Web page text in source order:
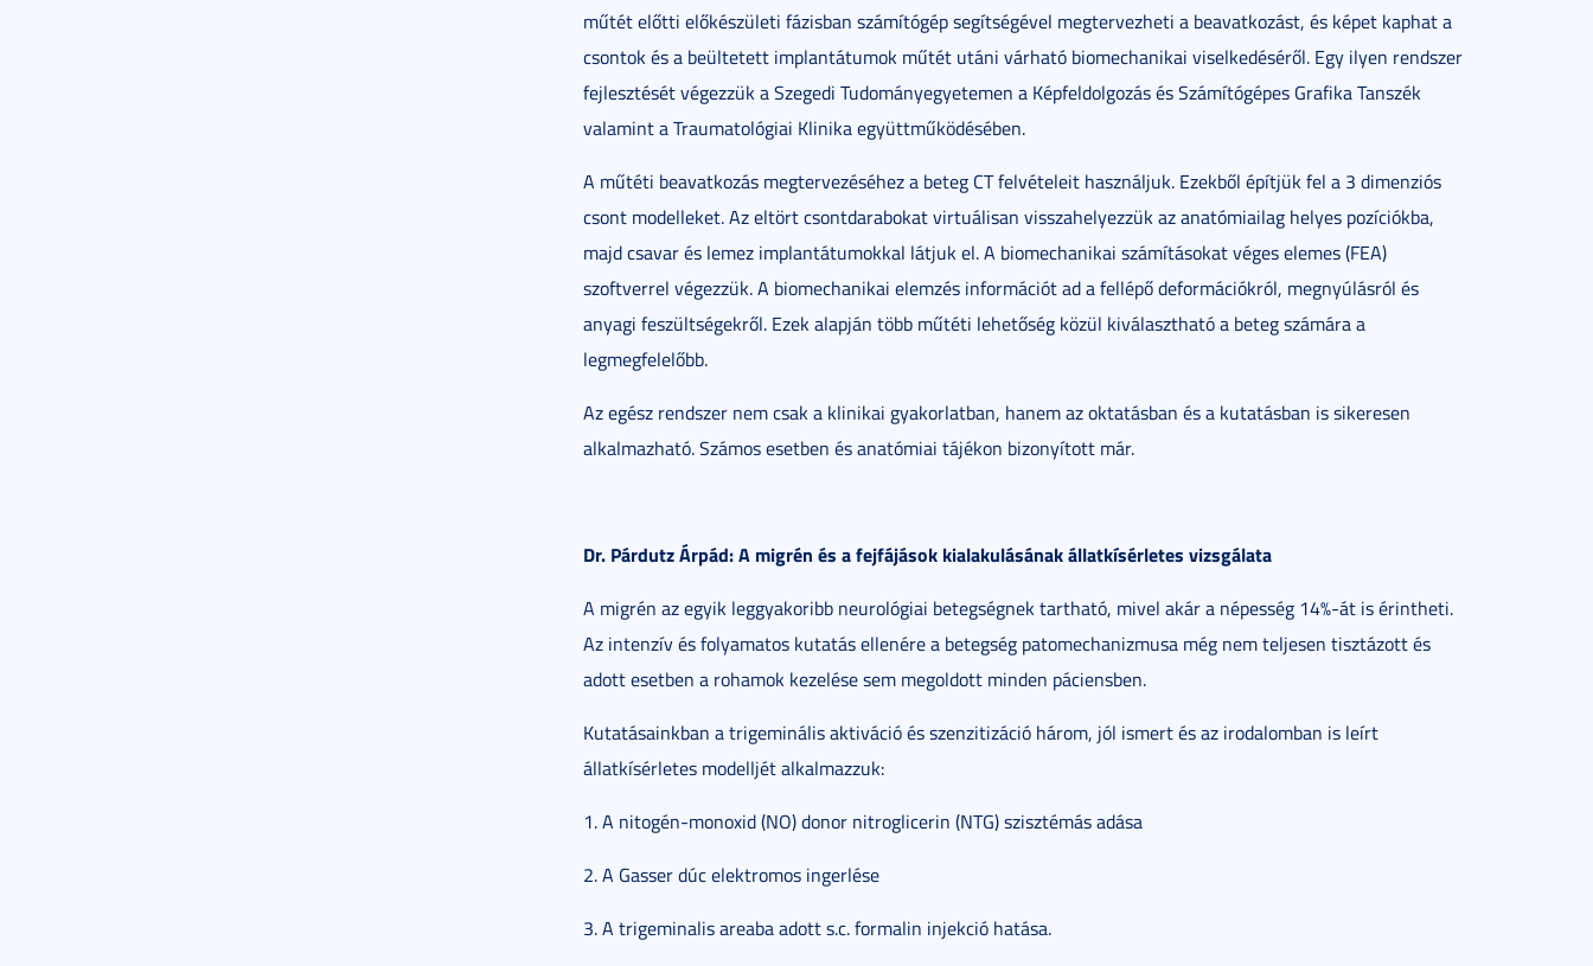
műtét előtti előkészületi fázisban számítógép segítségével megtervezheti a beavatkozást, és képet kaphat a
csontok és a beültetett implantátumok műtét utáni várható biomechanikai viselkedéséről. Egy ilyen rendszer
fejlesztését végezzük a Szegedi Tudományegyetemen a Képfeldolgozás és Számítógépes Grafika Tanszék
valamint a Traumatológiai Klinika együttműködésében.
A műtéti beavatkozás megtervezéséhez a beteg CT felvételeit használjuk. Ezekből építjük fel a 3 dimenziós
csont modelleket. Az eltört csontdarabokat virtuálisan visszahelyezzük az anatómiailag helyes pozíciókba,
majd csavar és lemez implantátumokkal látjuk el. A biomechanikai számításokat véges elemes (FEA)
szoftverrel végezzük. A biomechanikai elemzés információt ad a fellépő deformációkról, megnyúlásról és
anyagi feszültségekről. Ezek alapján több műtéti lehetőség közül kiválasztható a beteg számára a
legmegfelelőbb.
Az egész rendszer nem csak a klinikai gyakorlatban, hanem az oktatásban és a kutatásban is sikeresen
alkalmazható. Számos esetben és anatómiai tájékon bizonyított már.
Dr. Párdutz Árpád: A migrén és a fejfájások kialakulásának állatkísérletes vizsgálata
A migrén az egyik leggyakoribb neurológiai betegségnek tartható, mivel akár a népesség 14%-át is érintheti.
Az intenzív és folyamatos kutatás ellenére a betegség patomechanizmusa még nem teljesen tisztázott és
adott esetben a rohamok kezelése sem megoldott minden páciensben.
Kutatásainkban a trigeminális aktiváció és szenzitizáció három, jól ismert és az irodalomban is leírt
állatkísérletes modelljét alkalmazzuk:
1. A nitogén-monoxid (NO) donor nitroglicerin (NTG) szisztémás adása
2. A Gasser dúc elektromos ingerlése
3. A trigeminalis areaba adott s.c. formalin injekció hatása.